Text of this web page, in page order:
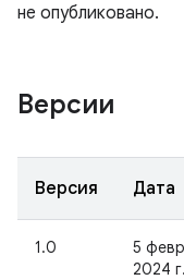
не опубликовано.
Версии
Версия Дата
1.0
5
2024 г.